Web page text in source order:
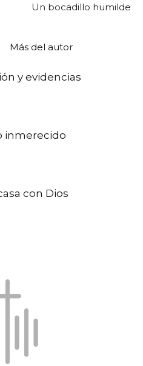
Un bocadillo humilde
Más del autor
y evidencias
inmerecido
con Dios